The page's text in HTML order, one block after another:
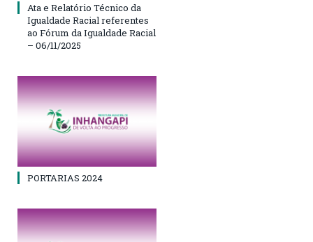
Ata e Relatório Técnico da
Igualdade Racial referentes
ao Fórum da Igualdade Racial
– 06/11/2025
PORTARIAS 2024